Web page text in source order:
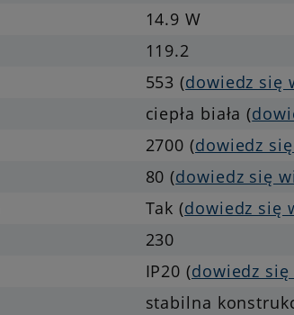
14.9 W
119.2
553 (dowiedz się
ciepła biała (
2700 (dowiedz
80 (dowiedz się
Tak (dowiedz się
230
IP20 (dowiedz się
stabilna